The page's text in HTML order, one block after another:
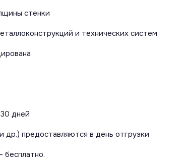
стенки
и технических систем
дней
др.) предоставляются в день отгрузки
бесплатно.